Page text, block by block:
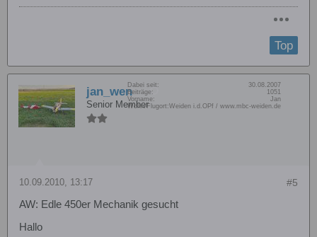
Top
jan_wen
Senior Member
Dabei seit:
30.08.2007
Beiträge:
1051
Vorname:
Jan
Wohn/Flugort:Weiden i.d.OPf / www.mbc-weiden.de
#5
10.09.2010, 13:17
AW: Edle 450er Mechanik gesucht
Hallo